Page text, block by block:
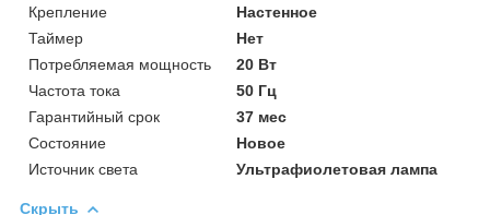
Крепление
Настенное
Таймер
Нет
Потребляемая мощность
20 Вт
Частота тока
50 Гц
Гарантийный срок
37 мес
Состояние
Новое
Источник света
Ультрафиолетовая лампа
Скрыть